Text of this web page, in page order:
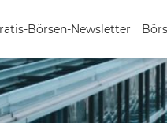
Börsen-Newsletter